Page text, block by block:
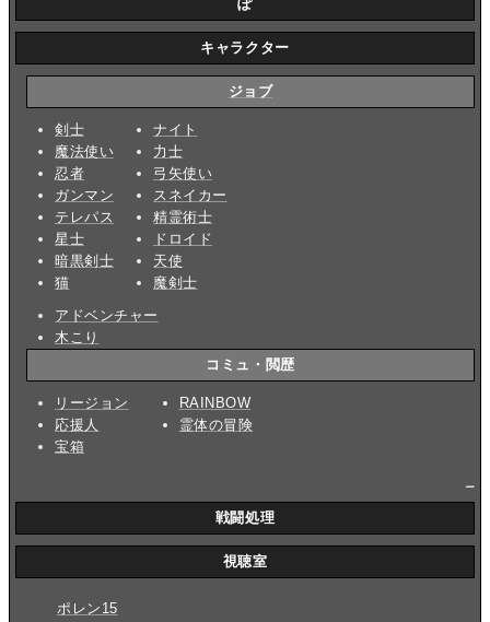
ぽ
キャラクター
ジョブ
剣士
魔法使い
忍者
ガンマン
テレパス
星士
暗黒剣士
猫
ナイト
力士
弓矢使い
スネイカー
精霊術士
ドロイド
天使
魔剣士
アドベンチャー
木こり
コミュ・閲歴
リージョン
応援人
宝箱
RAINBOW
霊体の冒険
戦闘処理
視聴室
ポレン15